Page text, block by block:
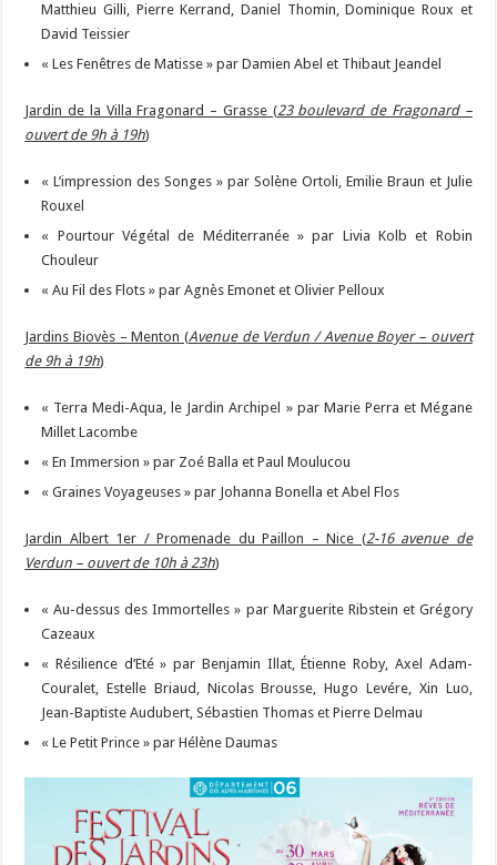
Matthieu Gilli, Pierre Kerrand, Daniel Thomin, Dominique Roux et
David Teissier
« Les Fenêtres de Matisse » par Damien Abel et Thibaut Jeandel
Jardin de la Villa Fragonard – Grasse (23 boulevard de Fragonard –
ouvert de 9h à 19h)
« L’impression des Songes » par Solène Ortoli, Emilie Braun et Julie
Rouxel
« Pourtour Végétal de Méditerranée » par Livia Kolb et Robin
Chouleur
« Au Fil des Flots » par Agnès Emonet et Olivier Pelloux
Jardins Biovès – Menton (Avenue de Verdun / Avenue Boyer – ouvert
de 9h à 19h)
« Terra Medi-Aqua, le Jardin Archipel » par Marie Perra et Mégane
Millet Lacombe
« En Immersion » par Zoé Balla et Paul Moulucou
« Graines Voyageuses » par Johanna Bonella et Abel Flos
Jardin Albert 1er / Promenade du Paillon – Nice (2-16 avenue de
Verdun – ouvert de 10h à 23h)
« Au-dessus des Immortelles » par Marguerite Ribstein et Grégory
Cazeaux
« Résilience d’Eté » par Benjamin Illat, Étienne Roby, Axel Adam-
Couralet, Estelle Briaud, Nicolas Brousse, Hugo Levére, Xin Luo,
Jean-Baptiste Audubert, Sébastien Thomas et Pierre Delmau
« Le Petit Prince » par Hélène Daumas